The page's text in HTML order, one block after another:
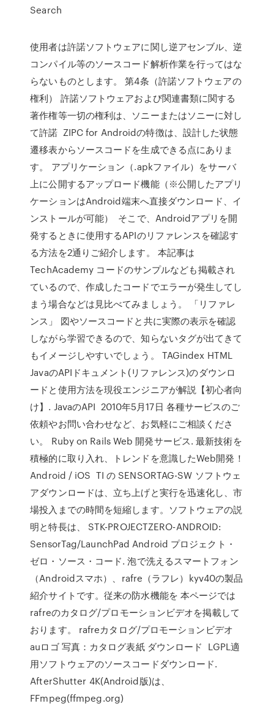
Search
使用者は許諾ソフトウェアに関し逆アセンブル、逆
コンパイル等のソースコード解析作業を行ってはな
らないものとします。 第4条（許諾ソフトウェアの
権利） 許諾ソフトウェアおよび関連書類に関する
著作権等一切の権利は、ソニーまたはソニーに対し
て許諾 ZIPC for Androidの特徴は、設計した状態
遷移表からソースコードを生成できる点にありま
す。 アプリケーション（.apkファイル）をサーバ
上に公開するアップロード機能（※公開したアプリ
ケーションはAndroid端末へ直接ダウンロード、イ
ンストールが可能） そこで、Androidアプリを開
発するときに使用するAPIのリファレンスを確認す
る方法を2通りご紹介します。 本記事は
TechAcademy コードのサンプルなども掲載され
ているので、作成したコードでエラーが発生してし
まう場合などは見比べてみましょう。 「リファレ
ンス」 図やソースコードと共に実際の表示を確認
しながら学習できるので、知らないタグが出てきて
もイメージしやすいでしょう。 TAGindex HTML
JavaのAPIドキュメント(リファレンス)のダウンロ
ードと使用方法を現役エンジニアが解説【初心者向
け】. JavaのAPI 2010年5月17日 各種サービスのご
依頼やお問い合わせなど、お気軽にご相談くださ
い。 Ruby on Rails Web 開発サービス. 最新技術を
積極的に取り入れ、トレンドを意識したWeb開発！
Android / iOS TI の SENSORTAG-SW ソフトウェ
アダウンロードは、立ち上げと実行を迅速化し、市
場投入までの時間を短縮します。ソフトウェアの説
明と特長は、 STK-PROJECTZERO-ANDROID:
SensorTag/LaunchPad Android プロジェクト・
ゼロ・ソース・コード. 泡で洗えるスマートフォン
（Androidスマホ）、rafre（ラフレ）kyv40の製品
紹介サイトです。従来の防水機能を 本ページでは
rafreのカタログ/プロモーションビデオを掲載して
おります。 rafreカタログ/プロモーションビデオ
auロゴ 写真：カタログ表紙 ダウンロード LGPL適
用ソフトウェアのソースコードダウンロード.
AfterShutter 4K(Android版)は、
FFmpeg(ffmpeg.org)